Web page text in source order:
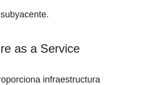
as a Service
infraestructura